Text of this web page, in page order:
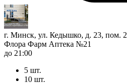
г. Минск, ул. Кедышко, д. 23, пом. 2
Флора Фарм Аптека №21
до 21:00
5 шт.
10 шт.